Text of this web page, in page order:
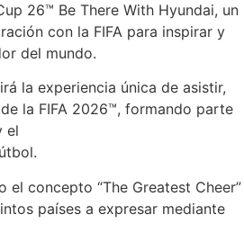
26™ Be There With Hyundai, un
con la FIFA para inspirar y
del mundo.
la experiencia única de asistir,
la FIFA 2026™, formando parte
el
el concepto “The Greatest Cheer”
países a expresar mediante